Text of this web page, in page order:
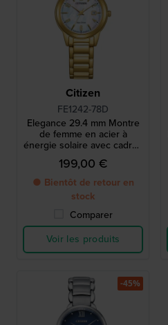
Citizen
FE1242-78D
Elegance 29.4 mm Montre
de femme en acier à
énergie solaire avec cadran
nacre
199,00 €
● Bientôt de retour en
stock
Comparer
Voir les produits
-45%